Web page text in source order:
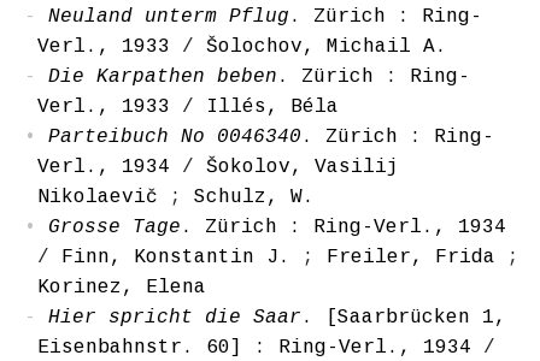
Neuland unterm Pflug . Zürich : Ring-
Verl., 1933
/ Šolochov, Michail A.
Die Karpathen beben . Zürich : Ring-
Verl., 1933
/
Illés, Béla
Parteibuch No 0046340 . Zürich : Ring-
Verl., 1934 / Šokolov, Vasilij
Nikolaevič
; Schulz, W.
Grosse Tage . Zürich : Ring-Verl., 1934
/ Finn, Konstantin J. ; Freiler, Frida
;
Korinez, Elena
Hier spricht die Saar . [Saarbrücken 1,
Eisenbahnstr. 60] : Ring-Verl., 1934 /